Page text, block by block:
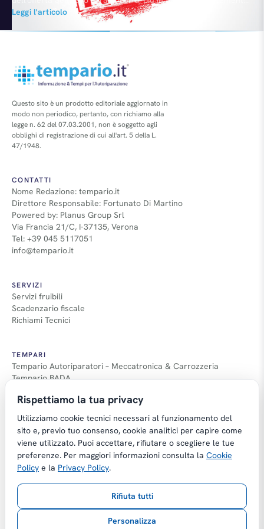
la Casa spagnola ha siglato un'alleanza con Samsung
Electronics e SAP SE finalizzata a progetti futuri incentrati sullo
sviluppo della vettura connessa e una decina di giorni fa il neo
Leggi l'articolo
Questo sito è un prodotto editoriale aggiornato in
modo non periodico, pertanto, con richiamo alla
legge n. 62 del 07.03.2001, non è soggetto agli
obblighi di registrazione di cui all'art. 5 della L.
47/1948.
CONTATTI
Nome Redazione: tempario.it
Direttore Responsabile: Fortunato Di Martino
Powered by: Planus Group Srl
Via Francia 21/C, I-37135, Verona
Tel: +39 045 5117051
info@tempario.it
SERVIZI
Servizi fruibili
Scadenzario fiscale
Richiami Tecnici
TEMPARI
Tempario Autoriparatori – Meccatronica & Carrozzeria
Tempario BADA
Guida Applicazione Tempi
Copyright © Tempario.it | Powered by
Planus Group Srl - P.I. IT03584100238
Gestito da Giancarmelo Pittalà
Cookie Policy
Rispettiamo la tua privacy
Utilizziamo cookie tecnici necessari al funzionamento del
sito e, previo tuo consenso, cookie analitici per capire come
viene utilizzato. Puoi accettare, rifiutare o scegliere le tue
preferenze. Per maggiori informazioni consulta la Cookie
Policy e la Privacy Policy.
Rifiuta tutti
Personalizza